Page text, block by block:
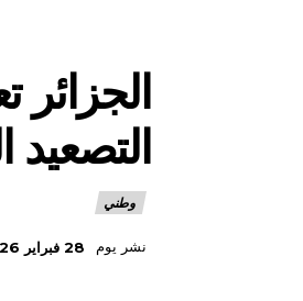
وطني
نشر يوم 28 فبراير 2026